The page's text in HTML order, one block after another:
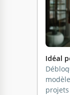
Idéal
projets